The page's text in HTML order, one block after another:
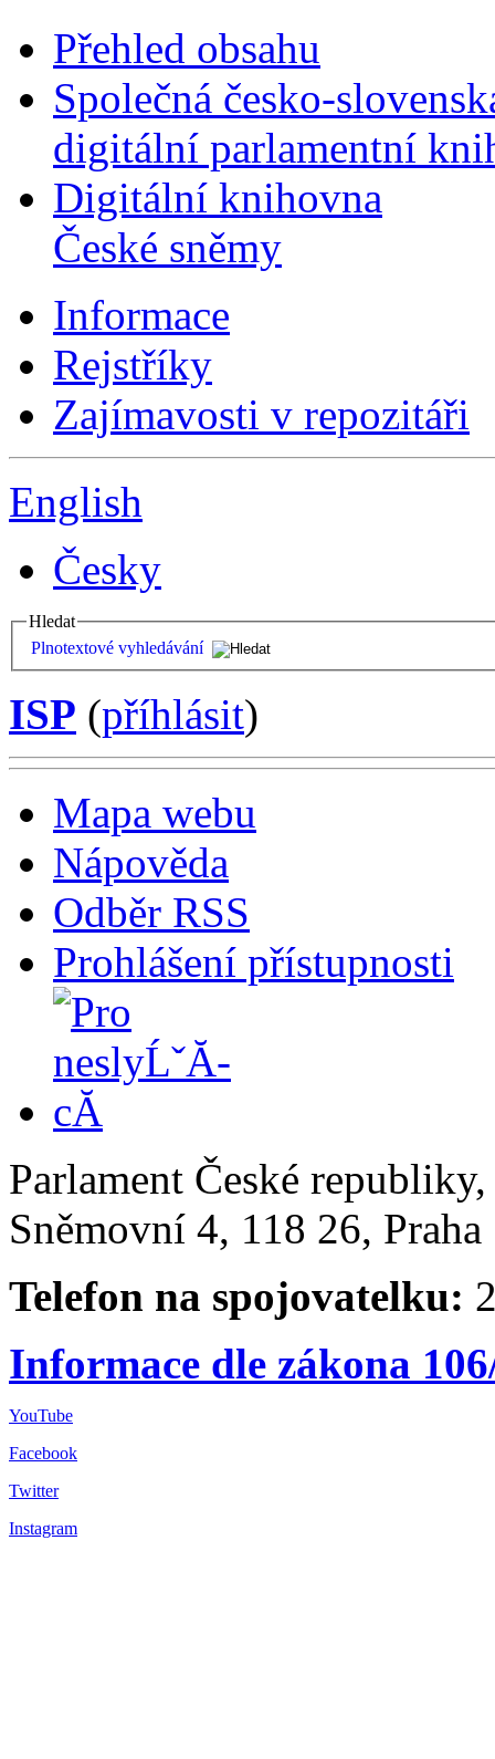
Přehled obsahu
Společná česko-
digitální parlamentní
Digitální knihovna
České sněmy
Informace
Rejstříky
Zajímavosti v repozitáři
English
Česky
Hledat
Plnotextové vyhledávání
ISP (příhlásit)
Mapa webu
Nápověda
Odběr RSS
Prohlášení přístupnosti
Parlament České
Sněmovní 4, 118 26,
Telefon na spojovatelku:
Informace dle zákona
YouTube
Facebook
Twitter
Instagram